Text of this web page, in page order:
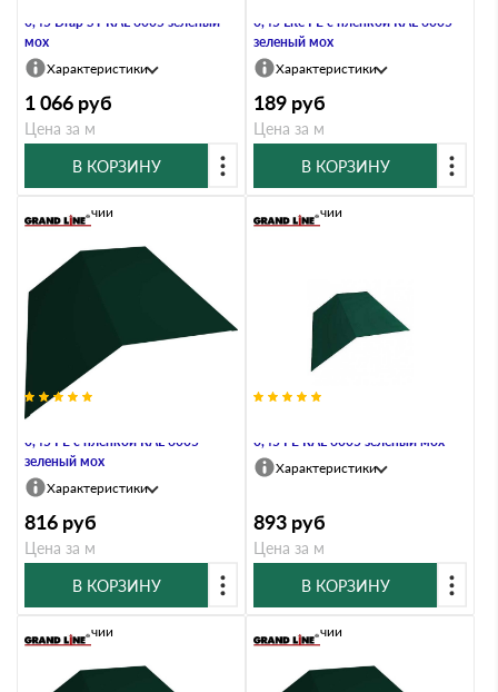
0,45 Drap ST RAL 6005 зеленый
мох
Характеристики
1 066 руб
Цена за м
В КОРЗИНУ
0,45 Lite PE с пленкой RAL 6005
зеленый мох
Характеристики
189 руб
Цена за м
В КОРЗИНУ
Планка конька плоского 190х190
0,45 PE с пленкой RAL 6005
зеленый мох
В наличии
Характеристики
816 руб
Цена за м
В КОРЗИНУ
0,45 PE RAL 6005 зеленый мох
В наличии
Характеристики
893 руб
Цена за м
В КОРЗИНУ
В наличии В наличии